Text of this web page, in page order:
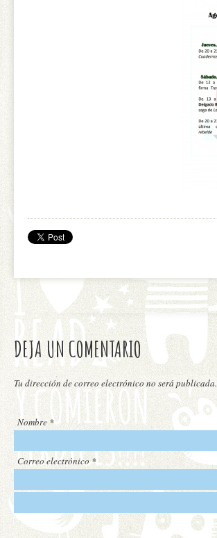
DEJA UN COMENTARIO
Tu dirección de correo electrónico no será
Nombre *
Correo electrónico *